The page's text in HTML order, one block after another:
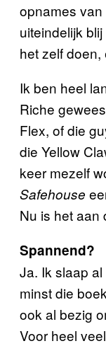
opnames
uiteindelijk
het zelf doen,
Ik ben heel
Riche
Flex, of die
die Yellow
keer mezelf
Safehouse
Nu is het aan
Spannend?
Ja. Ik slaap al
minst die
ook al bezig
Voor heel